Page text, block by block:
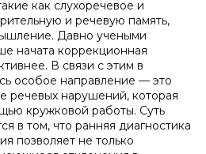
как слухоречевое и
и речевую память,
Давно учеными
начата коррекционная
В связи с этим в
особое направление — это
речевых нарушений, которая
кружковой работы. Суть
в том, что ранняя диагностика
позволяет не только